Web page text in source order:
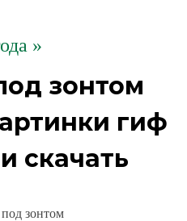
»
зонтом
гиф
скачать
зонтом